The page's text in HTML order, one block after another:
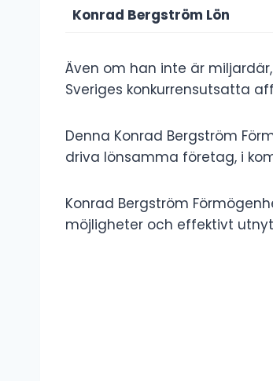
Konrad Bergström Lön
Även om han inte är
Sveriges konkurrensutsatta
Denna Konrad Bergström
driva lönsamma företag, i
Konrad Bergström
möjligheter och effektivt